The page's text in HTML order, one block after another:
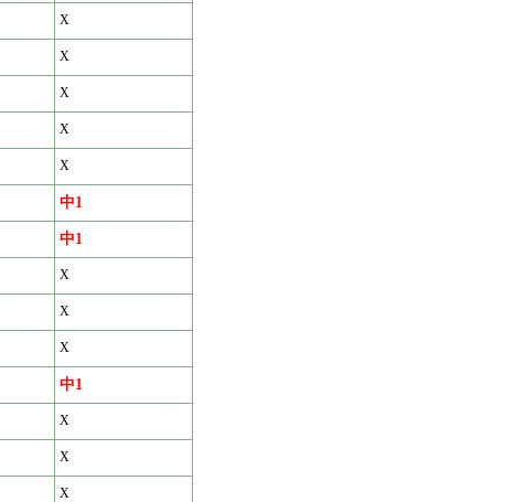
X
X
X
X
X
中1
中1
X
X
X
中1
X
X
X